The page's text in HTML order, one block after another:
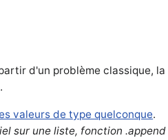
d'un problème classique, la
.
valeurs de type quelconque.
sur une liste, fonction .append